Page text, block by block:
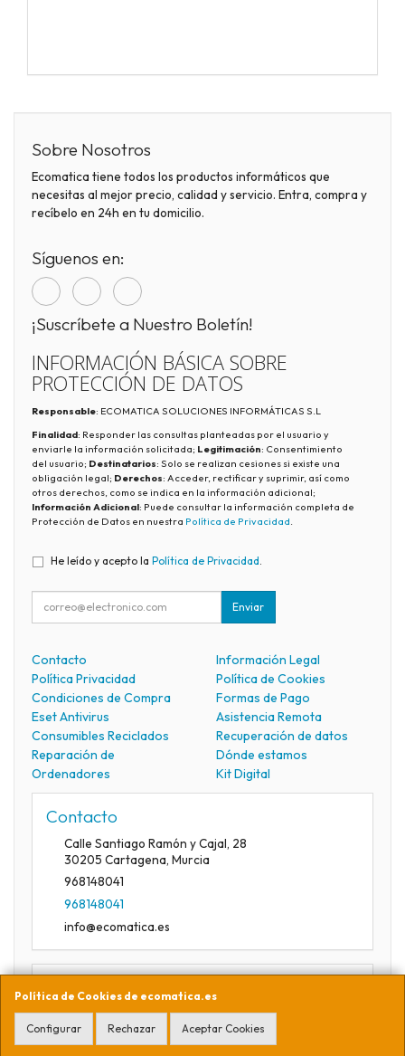
Política de Cookies de ecomatica.es
Configurar Rechazar Aceptar Cookies
Sobre Nosotros
Ecomatica tiene todos los productos informáticos que
necesitas al mejor precio, calidad y servicio. Entra, compra y
recíbelo en 24h en tu domicilio.
Síguenos en:
¡Suscríbete a Nuestro Boletín!
INFORMACIÓN BÁSICA SOBRE
PROTECCIÓN DE DATOS
Responsable: ECOMATICA SOLUCIONES INFORMÁTICAS S.L
Finalidad: Responder las consultas planteadas por el usuario y
enviarle la información solicitada; Legitimación: Consentimiento
del usuario; Destinatarios: Solo se realizan cesiones si existe una
obligación legal; Derechos: Acceder, rectificar y suprimir, así como
otros derechos, como se indica en la información adicional;
Información Adicional: Puede consultar la información completa de
Protección de Datos en nuestra Política de Privacidad.
He leído y acepto la Política de Privacidad
Enviar
Contacto
Información Legal
Política Privacidad
Política de Cookies
Condiciones de Compra
Formas de Pago
Eset Antivirus
Asistencia Remota
Consumibles Reciclados
Recuperación de datos
Reparación de
Ordenadores
Dónde estamos
Kit Digital
Contacto
Calle Santiago Ramón y Cajal, 28
30205 Cartagena, Murcia
968148041
968148041
info@ecomatica.es
Horario
09:30-13:30